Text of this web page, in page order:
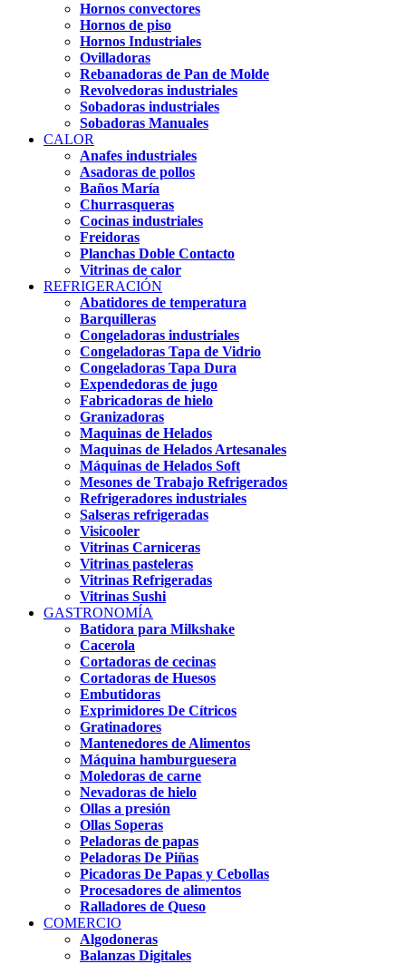
Hornos convectores
Hornos de piso
Hornos Industriales
Ovilladoras
Rebanadoras de Pan de Molde
Revolvedoras industriales
Sobadoras industriales
Sobadoras Manuales
CALOR
Anafes industriales
Asadoras de pollos
Baños María
Churrasqueras
Cocinas industriales
Freidoras
Planchas Doble Contacto
Vitrinas de calor
REFRIGERACIÓN
Abatidores de temperatura
Barquilleras
Congeladoras industriales
Congeladoras Tapa de Vidrio
Congeladoras Tapa Dura
Expendedoras de jugo
Fabricadoras de hielo
Granizadoras
Maquinas de Helados
Maquinas de Helados Artesanales
Máquinas de Helados Soft
Mesones de Trabajo Refrigerados
Refrigeradores industriales
Salseras refrigeradas
Visicooler
Vitrinas Carniceras
Vitrinas pasteleras
Vitrinas Refrigeradas
Vitrinas Sushi
GASTRONOMÍA
Batidora para Milkshake
Cacerola
Cortadoras de cecinas
Cortadoras de Huesos
Embutidoras
Exprimidores De Cítricos
Gratinadores
Mantenedores de Alimentos
Máquina hamburguesera
Moledoras de carne
Nevadoras de hielo
Ollas a presión
Ollas Soperas
Peladoras de papas
Peladoras De Piñas
Picadoras De Papas y Cebollas
Procesadores de alimentos
Ralladores de Queso
COMERCIO
Algodoneras
Balanzas Digitales